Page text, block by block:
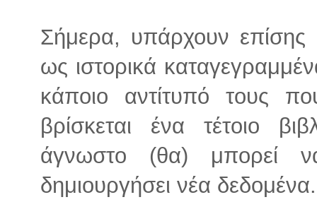
Σήμερα, υπάρχουν επίσης
ως ιστορικά
κάποιο αντίτυπό τους
βρίσκεται ένα τέτοιο
άγνωστο (θα) μπορεί
δημιουργήσει νέα δεδομένα.